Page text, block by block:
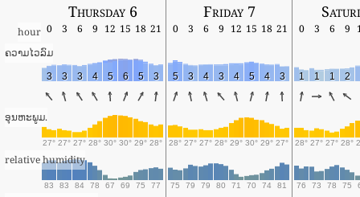
Thursday 6 Friday 7
hour 0 3 6 9 12 15 18 21 0 3 6 9 12 15 18 21 0 3 6 9
ຄວາມໄວລົມ
3 3 3 4 5 6 5 3 5 3 4 3 4 5 4 3 1 1 1 2
ອຸນຫະພູມ.
27° 27° 27° 28° 30° 30° 29° 28° 28° 27° 27° 28° 29° 30° 29° 27° 28° 27° 27° 28°
relative humidity
83 83 84 78 67 69 75 77 75 79 79 80 71 70 74 81 76 73 78 75